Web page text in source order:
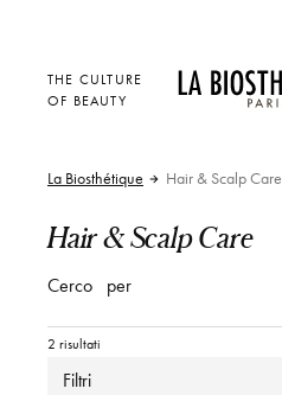
THE CULTURE
OF BEAUTY
La Biosthétique Hair & Scalp Care
Hair & Scalp Care
Cerco per
2 risultati
Filtri